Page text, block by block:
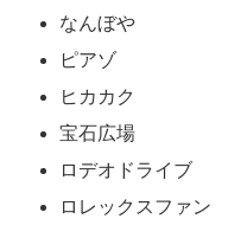
なんぼや
ピアゾ
ヒカカク
宝石広場
ロデオドライブ
ロレックスファン